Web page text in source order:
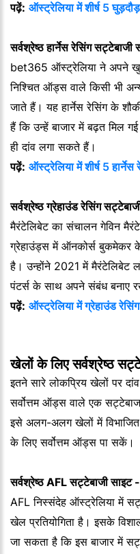
पढ़ें: ऑस्ट्रेलिया में शीर्ष 5
सर्वश्रेष्ठ हार्नेस रेसिंग
bet365 ऑस्ट्रेलिया ने अपने खुद
निश्चित ऑड्स वाले किसी भी
जाते हैं। यह हार्नेस रेसिंग के
हैं कि उन्हें बाजार में बढ़त मिल
ही दांव लगा सकते हैं।
पढ़ें: ऑस्ट्रेलिया में शीर्ष 5
सर्वश्रेष्ठ ग्रेहाउंड रेसिंग
मैरंटेलिबेट का संचालन गेविन
ग्रेहाउंड्स में ऑनकोर्स बुकमेकर
है। उन्होंने 2021 में मैरंटेलिबेट
पंटर्स के साथ अपने संबंध बनाए
पढ़ें: ऑस्ट्रेलिया में ग्रेहाउंड
खेलों के लिए सर्वश्रेष्ठ
इतने सारे लोकप्रिय खेलों पर
सर्वोत्तम ऑड्स वाले एक
इसे अलग-अलग खेलों में
के लिए सर्वोत्तम ऑड्स पा सकें।
सर्वश्रेष्ठ AFL सट्टेबाजी
AFL निस्संदेह ऑस्ट्रेलिया में
खेल प्रतियोगिता है। इसके
जा सकता है कि इस बाजार में